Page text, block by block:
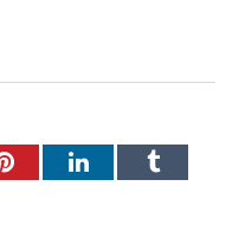
PinterestLinkedInTumblr